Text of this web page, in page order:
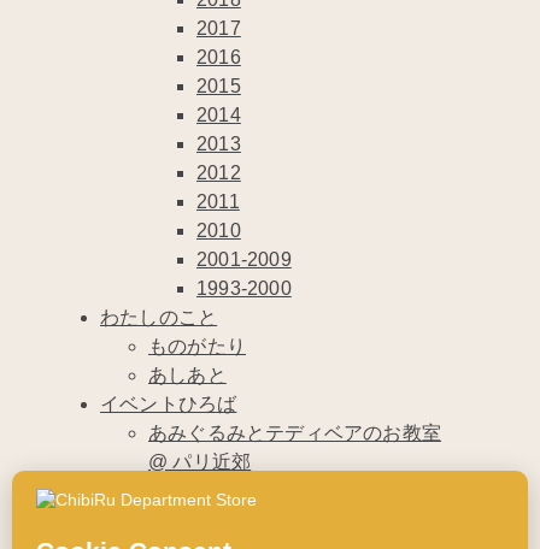
2017
2016
2015
2014
2013
2012
2011
2010
2001-2009
1993-2000
わたしのこと
ものがたり
あしあと
イベントひろば
あみぐるみとテディベアのお教室
@ パリ近郊
エクシビション